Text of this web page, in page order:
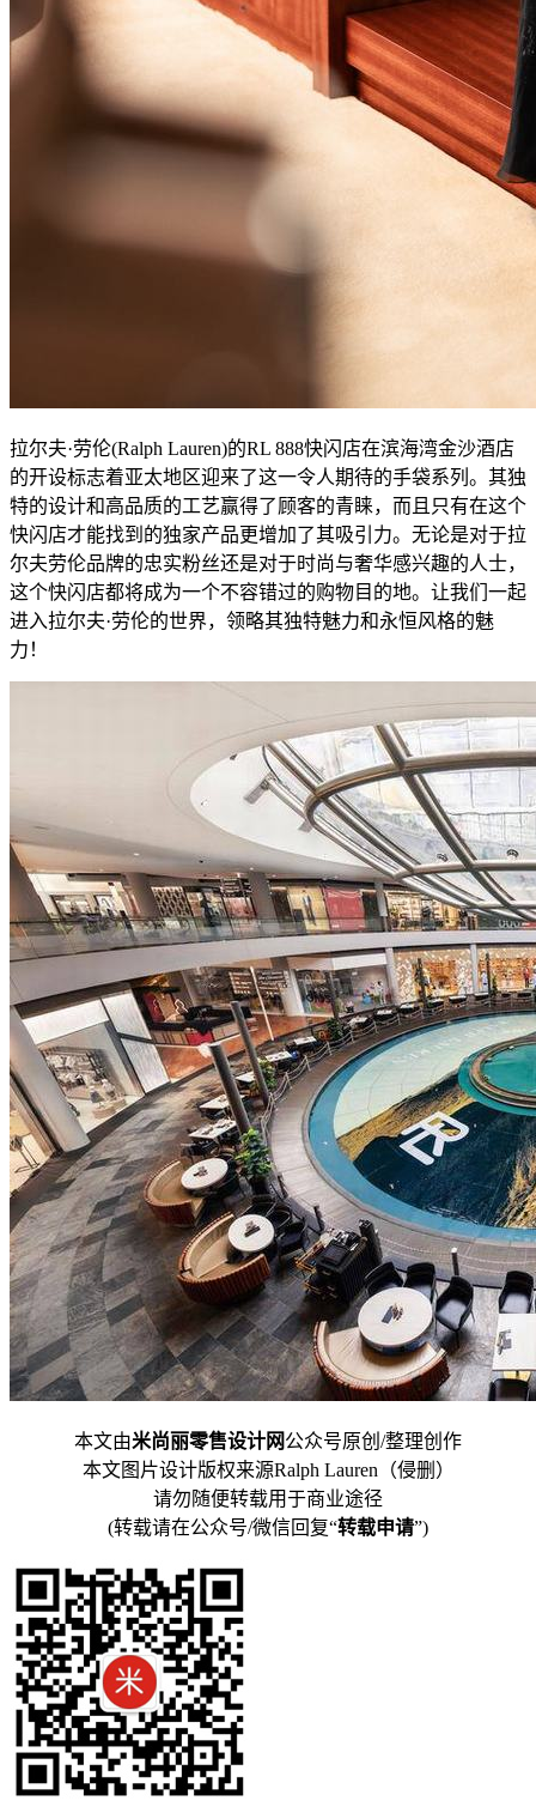
拉尔夫·劳伦(Ralph Lauren)的RL 888快闪店在滨海湾金沙酒店
的开设标志着亚太地区迎来了这一令人期待的手袋系列。其独
特的设计和高品质的工艺赢得了顾客的青睐，而且只有在这个
快闪店才能找到的独家产品更增加了其吸引力。无论是对于拉
尔夫劳伦品牌的忠实粉丝还是对于时尚与奢华感兴趣的人士，
这个快闪店都将成为一个不容错过的购物目的地。让我们一起
进入拉尔夫·劳伦的世界，领略其独特魅力和永恒风格的魅
力！
本文由米尚丽零售设计网公众号原创/整理创作
本文图片设计版权来源Ralph Lauren（侵删）
请勿随便转载用于商业途径
(转载请在公众号/微信回复“转载申请”)